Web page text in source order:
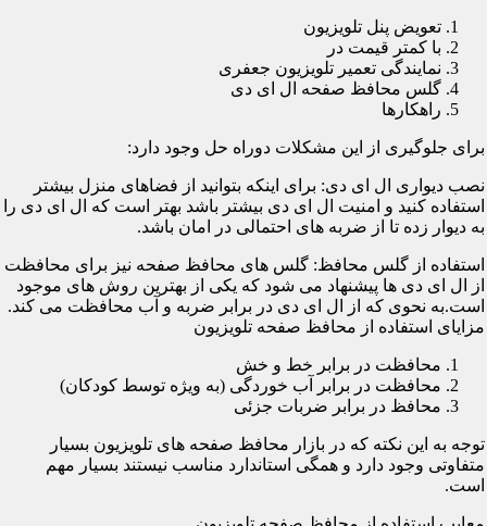
تعویض پنل تلویزیون
با کمتر قیمت در
نمایندگی تعمیر تلویزیون جعفری
گلس محافظ صفحه ال ای دی
راهکارها
برای جلوگیری از این مشکلات دوراه حل وجود دارد:
نصب دیواری ال ای دی: برای اینکه بتوانید از فضاهای منزل بیشتر
استفاده کنید و امنیت ال ای دی بیشتر باشد بهتر است که ال ای دی را
به دیوار زده تا از ضربه های احتمالی در امان باشد.
استفاده از گلس محافظ: گلس های محافظ صفحه نیز برای محافظت
از ال ای دی ها پیشنهاد می شود که یکی از بهترین روش های موجود
است.به نحوی که از ال ای دی در برابر ضربه و آب محافظت می کند.
مزایای استفاده از محافظ صفحه تلویزیون
محافظت در برابر خط و خش
محافظت در برابر آب خوردگی (به ویژه توسط کودکان)
محافظ در برابر ضربات جزئی
توجه به این نکته که در بازار محافظ صفحه های تلویزیون بسیار
متفاوتی وجود دارد و همگی استاندارد مناسب نیستند بسیار مهم
است.